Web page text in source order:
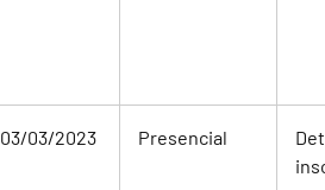
03/03/2023 Presencial